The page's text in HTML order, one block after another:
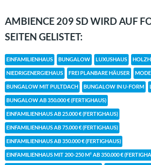
AMBIENCE 209 SD WIRD AUF
SEITEN GELISTET:
EINFAMILIENHAUS BUNGALOW LUXUSHAUS
NIEDRIGENERGIEHAUS FREI PLANBARE HÄUSER
BUNGALOW MIT PULTDACH BUNGALOW IN U-FORM
BUNGALOW AB 350.000 € (FERTIGHAUS)
EINFAMILIENHAUS AB 25.000 € (FERTIGHAUS)
EINFAMILIENHAUS AB 75.000 € (FERTIGHAUS)
EINFAMILIENHAUS AB 350.000 € (FERTIGHAUS)
EINFAMILIENHAUS MIT 200-250 M² AB 350.000 €